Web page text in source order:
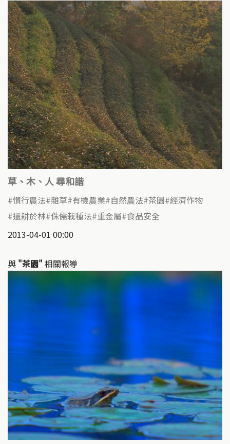
草、木、人 尋和諧
慣行農法 雜草 有機農業 自然農法 茶園 經濟作物
還耕於林 侏儒栽種法 重金屬 食品安全
2013-04-01 00:00
與 "茶園" 相關報導